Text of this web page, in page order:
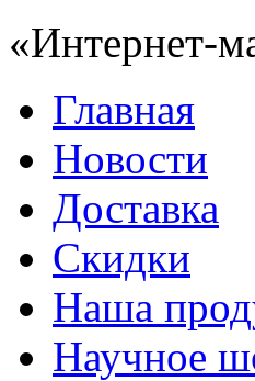
«Интернет-
Главная
Новости
Доставка
Скидки
Наша
Научное